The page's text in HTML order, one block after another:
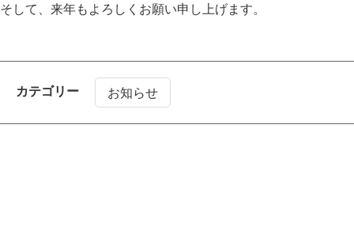
そして、来年もよろしくお願い申し上げます。
カテゴリー お知らせ